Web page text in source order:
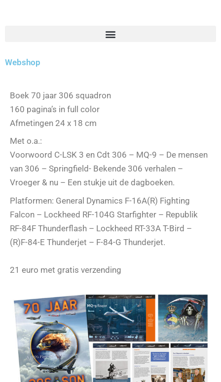
Webshop
Boek 70 jaar 306 squadron
160 pagina’s in full color
Afmetingen 24 x 18 cm
Met o.a.:
Voorwoord C-LSK 3 en Cdt 306 – MQ-9 – De mensen
van 306 – Springfield- Bekende 306 verhalen –
Vroeger & nu – Een stukje uit de dagboeken.
Platformen: General Dynamics F-16A(R) Fighting
Falcon – Lockheed RF-104G Starfighter – Republik
RF-84F Thunderflash – Lockheed RT-33A T-Bird –
(R)F-84-E Thunderjet – F-84-G Thunderjet.
21 euro met gratis verzending